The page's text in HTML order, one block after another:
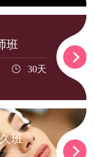
班
30天
班